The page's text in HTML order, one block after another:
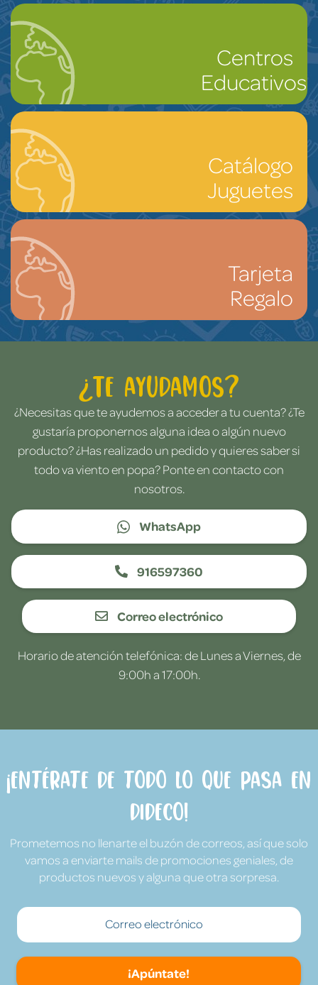
Centros
Educativos
Catálogo
Juguetes
Tarjeta
Regalo
¿Te ayudamos?
¿Necesitas que te ayudemos a acceder a tu cuenta? ¿Te
gustaría proponernos alguna idea o algún nuevo
producto? ¿Has realizado un pedido y quieres saber si
todo va viento en popa? Ponte en contacto con
nosotros.
WhatsApp
916597360
Correo electrónico
Horario de atención telefónica: de Lunes a Viernes, de
9:00h a 17:00h.
¡Entérate de todo lo que pasa en
Dideco!
Prometemos no llenarte el buzón de correos, así que solo
vamos a enviarte mails de promociones geniales, de
productos nuevos y alguna que otra sorpresa.
¡Apúntate!